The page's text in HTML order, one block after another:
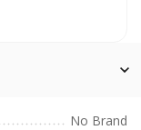
No Brand